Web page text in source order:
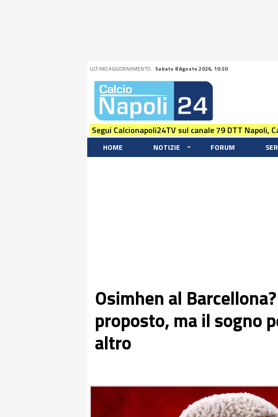
ULTIMO AGGIORNAMENTO: Sabato 8 Agosto 2026, 10:50
Segui Calcionapoli24TV sul canale 79 DTT Napoli,
HOME NOTIZIE FORUM
Osimhen al
proposto, ma il sogno
altro